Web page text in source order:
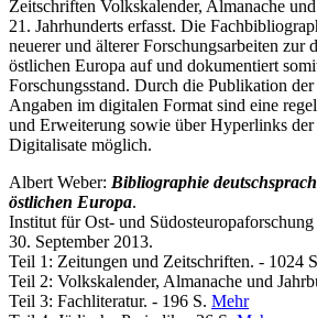
Zeitschriften Volkskalender, Almanache
21. Jahrhunderts erfasst. Die
neuerer und älterer Forschungsarbeiten zur
östlichen Europa auf und dokumentiert
Forschungsstand. Durch die Publikation
Angaben im digitalen Format sind eine
und Erweiterung sowie über Hyperlinks der
Digitalisate möglich.
Albert Weber: Bibliographie
östlichen Europa.
Institut für Ost- und
30. September 2013.
Teil 1: Zeitungen und Zeitschriften. - 1024
Teil 2: Volkskalender, Almanache und
Teil 3: Fachliteratur. - 196 S. Mehr